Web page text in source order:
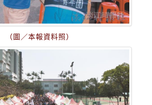
（圖／本報資料照）